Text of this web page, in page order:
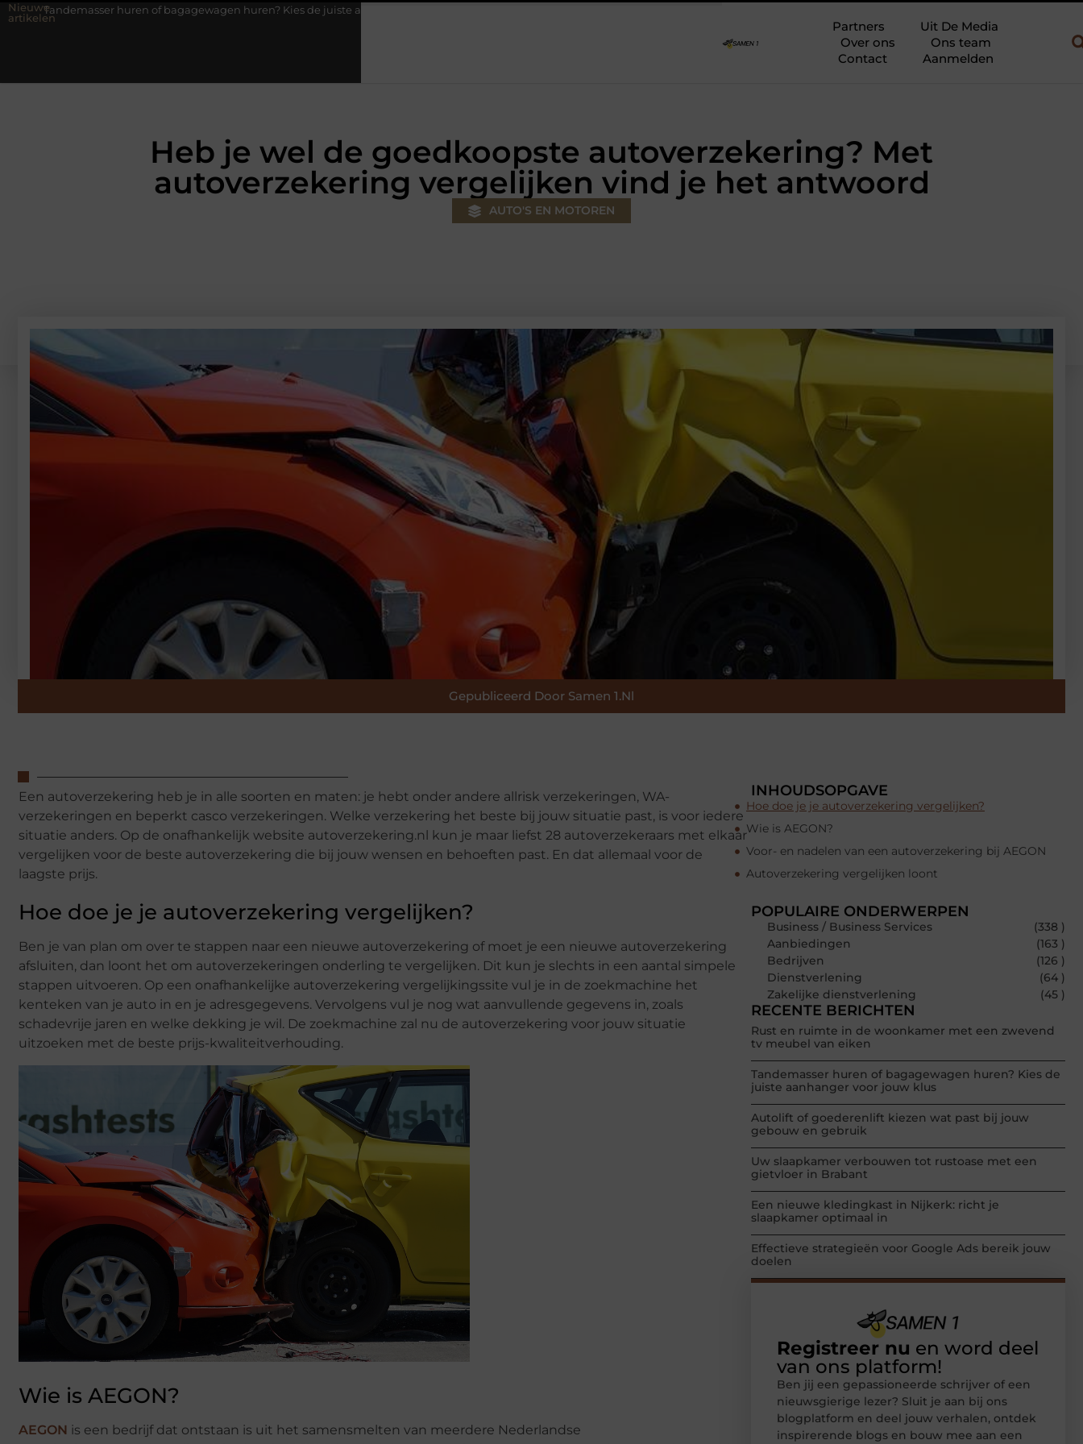
Nieuwe
artikelen
of bagagewagen huren? Kies de juiste aanhanger voor jouw klus
Partners
Uit De Media
Over ons
Ons team
Contact
Aanmelden
Heb je wel de goedkoopste autoverzekering? Met
autoverzekering vergelijken vind je het antwoord
AUTO'S EN MOTOREN
Gepubliceerd Door Samen 1.nl
Een autoverzekering heb je in alle soorten en maten: je hebt onder andere allrisk verzekeringen, WA-
verzekeringen en beperkt casco verzekeringen. Welke verzekering het beste bij jouw situatie past, is voor iedere
situatie anders. Op de onafhankelijk website autoverzekering.nl kun je maar liefst 28 autoverzekeraars met elkaar
vergelijken voor de beste autoverzekering die bij jouw wensen en behoeften past. En dat allemaal voor de
laagste prijs.
Hoe doe je je autoverzekering vergelijken?
Ben je van plan om over te stappen naar een nieuwe autoverzekering of moet je een nieuwe autoverzekering
afsluiten, dan loont het om autoverzekeringen onderling te vergelijken. Dit kun je slechts in een aantal simpele
stappen uitvoeren. Op een onafhankelijke autoverzekering vergelijkingssite vul je in de zoekmachine het
kenteken van je auto in en je adresgegevens. Vervolgens vul je nog wat aanvullende gegevens in, zoals
schadevrije jaren en welke dekking je wil. De zoekmachine zal nu de autoverzekering voor jouw situatie
uitzoeken met de beste prijs-kwaliteitverhouding.
Wie is AEGON?
AEGON is een bedrijf dat ontstaan is uit het samensmelten van meerdere Nederlandse
INHOUDSOPGAVE
Hoe doe je je autoverzekering vergelijken?
Wie is AEGON?
Voor- en nadelen van een autoverzekering bij AEGON
Autoverzekering vergelijken loont
POPULAIRE ONDERWERPEN
Business / Business Services
(338 )
Aanbiedingen
(163 )
Bedrijven
(126 )
Dienstverlening
(64 )
Zakelijke dienstverlening
(45 )
RECENTE BERICHTEN
Rust en ruimte in de woonkamer met een zwevend
tv meubel van eiken
Tandemasser huren of bagagewagen huren? Kies de
juiste aanhanger voor jouw klus
Autolift of goederenlift kiezen wat past bij jouw
gebouw en gebruik
Uw slaapkamer verbouwen tot rustoase met een
gietvloer in Brabant
Een nieuwe kledingkast in Nijkerk: richt je
slaapkamer optimaal in
Effectieve strategieën voor Google Ads bereik jouw
doelen
Registreer nu en word deel
van ons platform!
Ben jij een gepassioneerde schrijver of een
nieuwsgierige lezer? Sluit je aan bij ons
blogplatform en deel jouw verhalen, ontdek
inspirerende blogs en bouw mee aan een